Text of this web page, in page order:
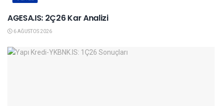
AGESA.IS: 2Ç26 Kar Analizi
6 AĞUSTOS 2026